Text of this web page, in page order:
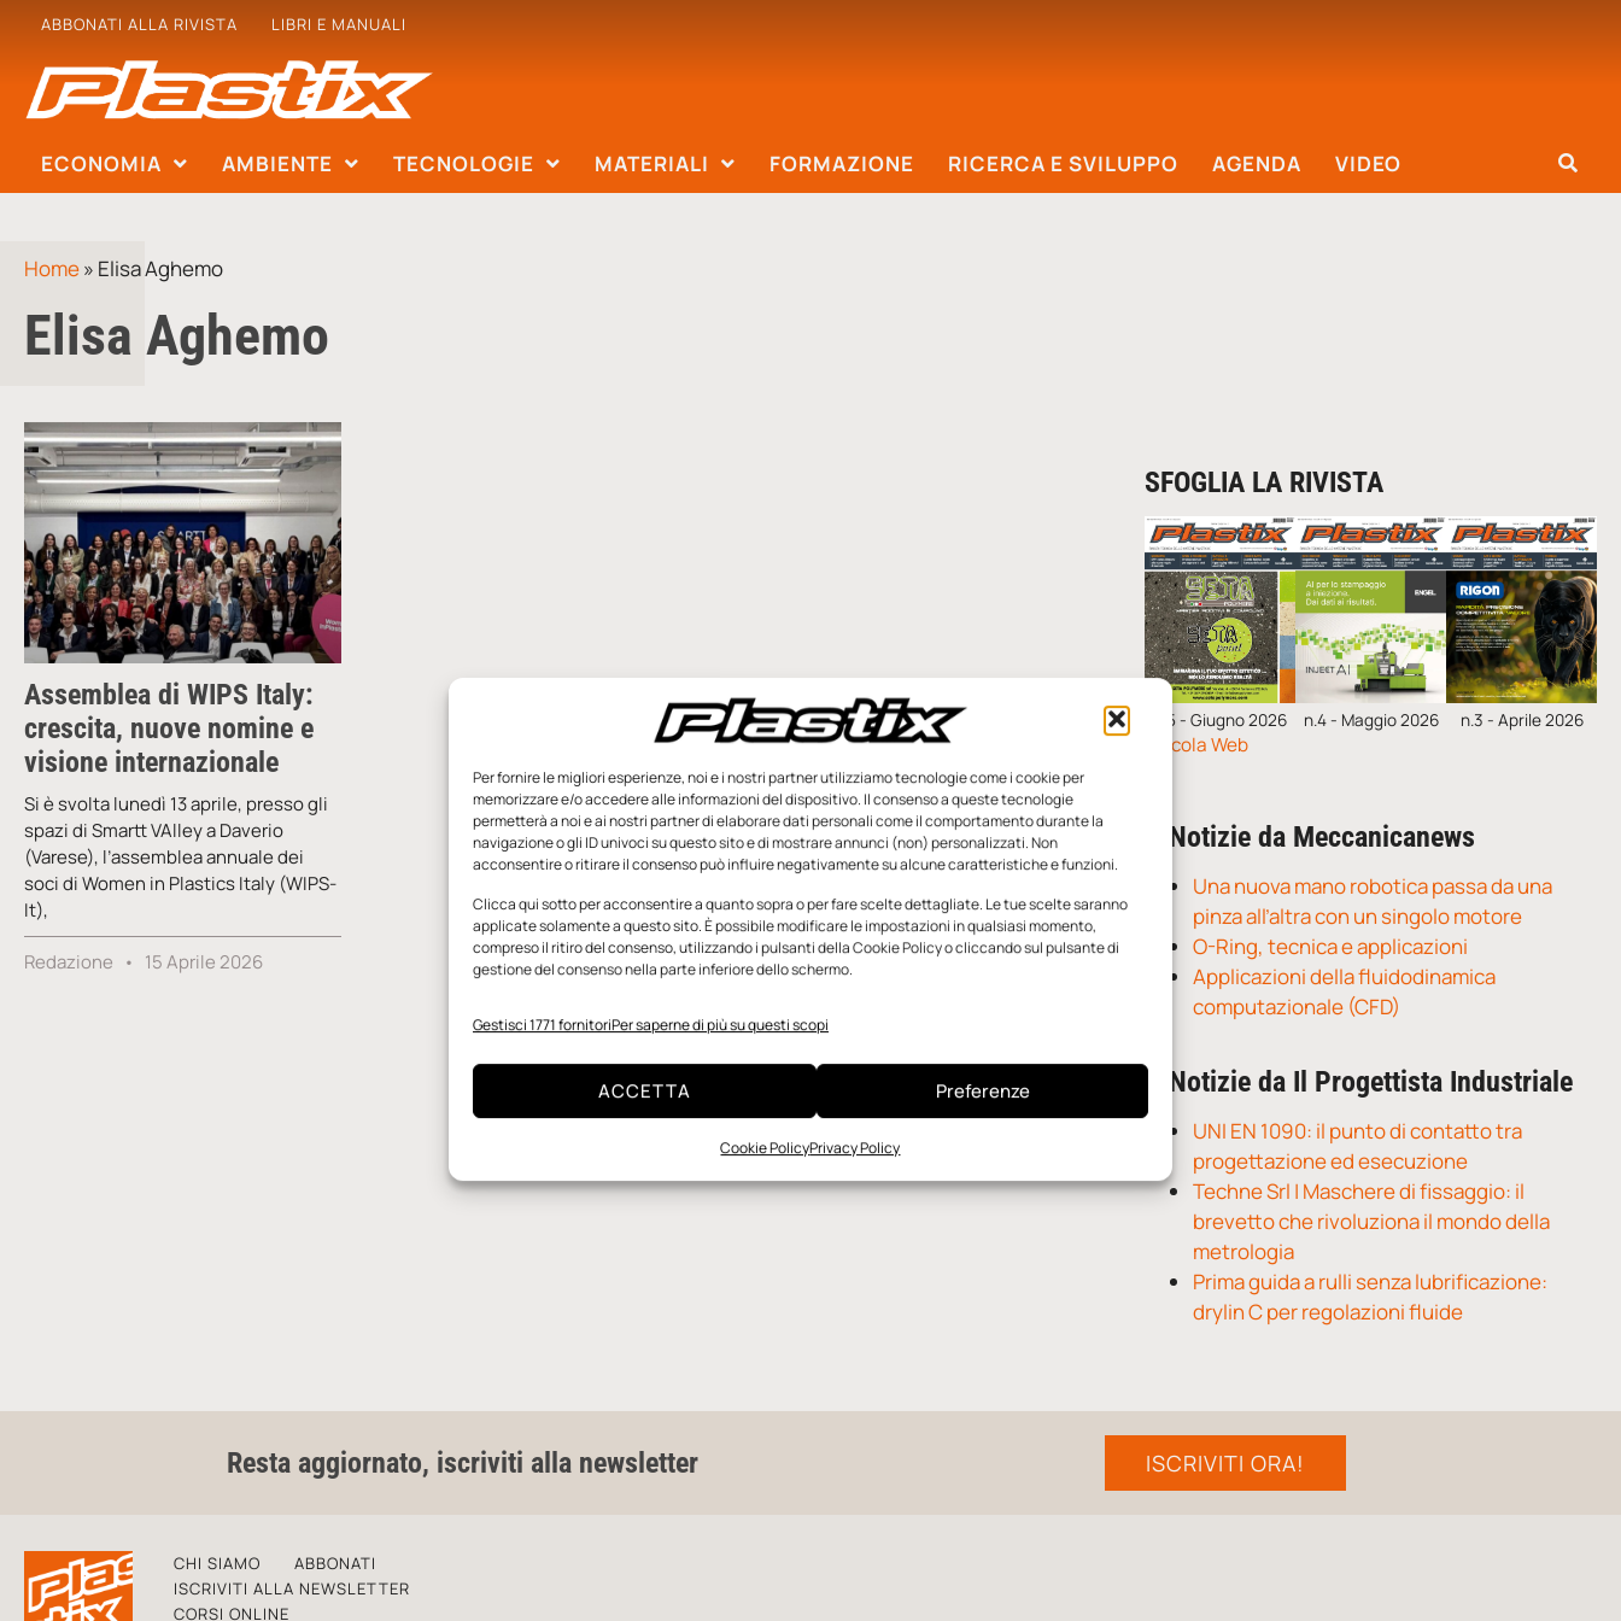
Per fornire le migliori esperienze, noi e i nostri partner utilizziamo tecnologie come i cookie per
memorizzare e/o accedere alle informazioni del dispositivo. Il consenso a queste tecnologie
permetterà a noi e ai nostri partner di elaborare dati personali come il comportamento durante la
navigazione o gli ID univoci su questo sito e di mostrare annunci (non) personalizzati. Non
acconsentire o ritirare il consenso può influire negativamente su alcune caratteristiche e funzioni.
Clicca qui sotto per acconsentire a quanto sopra o per fare scelte dettagliate. Le tue scelte saranno
applicate solamente a questo sito. È possibile modificare le impostazioni in qualsiasi momento,
compreso il ritiro del consenso, utilizzando i pulsanti della Cookie Policy o cliccando sul pulsante di
gestione del consenso nella parte inferiore dello schermo.
Gestisci 1771 fornitoriPer saperne di più su questi scopi
ACCETTA Preferenze
Cookie PolicyPrivacy Policy
ABBONATI ALLA RIVISTA LIBRI E MANUALI
ECONOMIA AMBIENTE TECNOLOGIE MATERIALI FORMAZIONE RICERCA E SVILUPPO AGENDA VIDEO
Home» Elisa Aghemo
Elisa Aghemo
Assemblea di WIPS Italy:
crescita, nuove nomine e
visione internazionale
Si è svolta lunedì 13 aprile, presso gli
spazi di Smartt VAlley a Daverio
(Varese), l’assemblea annuale dei
soci di Women in Plastics Italy (WIPS-
It),
Redazione 15 Aprile 2026
SFOGLIA LA RIVISTA
n.5 - Giugno 2026 n.4 - Maggio 2026 n.3 - Aprile 2026
Edicola Web
Notizie da Meccanicanews
Una nuova mano robotica passa da una
pinza all’altra con un singolo motore
O-Ring, tecnica e applicazioni
Applicazioni della fluidodinamica
computazionale (CFD)
Notizie da Il Progettista Industriale
UNI EN 1090: il punto di contatto tra
progettazione ed esecuzione
Techne Srl | Maschere di fissaggio: il
brevetto che rivoluziona il mondo della
metrologia
Prima guida a rulli senza lubrificazione:
drylin C per regolazioni fluide
Resta aggiornato, iscriviti alla newsletter ISCRIVITI ORA!
CHI SIAMO
ABBONATI
ISCRIVITI ALLA NEWSLETTER
CORSI ONLINE